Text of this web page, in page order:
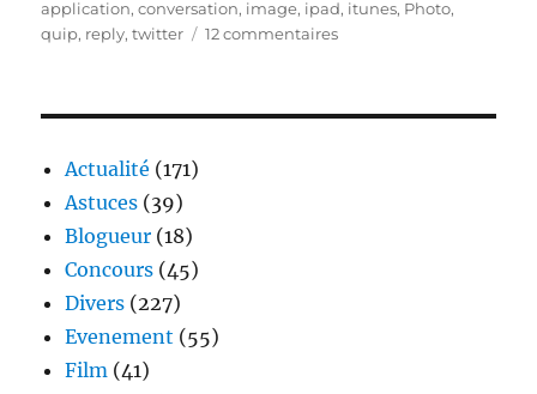
le
application,conversation, image, ipad, itunes, Photo,
quip, reply,twitter 12 commentairessur
Actualité (171)
Astuces (39)
Blogueur (18)
Concours (45)
Divers (227)
Evenement (55)
Film (41)